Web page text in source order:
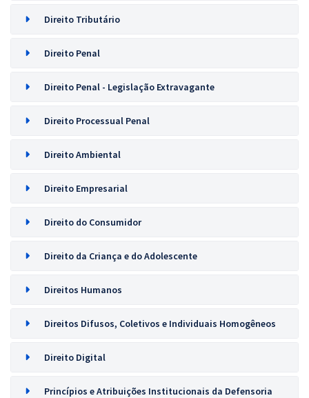
Direito Tributário
Direito Penal
Direito Penal - Legislação Extravagante
Direito Processual Penal
Direito Ambiental
Direito Empresarial
Direito do Consumidor
Direito da Criança e do Adolescente
Direitos Humanos
Direitos Difusos, Coletivos e Individuais Homogêneos
Direito Digital
Princípios e Atribuições Institucionais da Defensoria